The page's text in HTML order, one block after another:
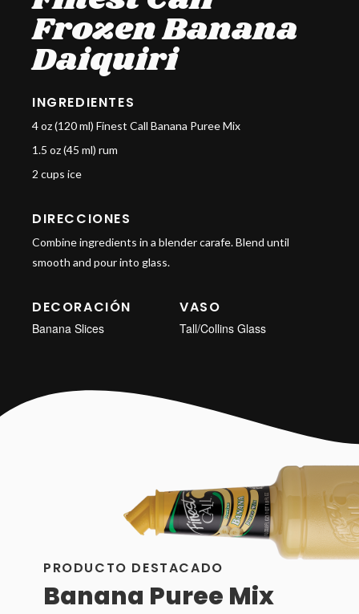
Frozen Banana
Daiquiri
INGREDIENTES
4 oz (120 ml) Finest Call Banana Puree Mix
1.5 oz (45 ml) rum
2 cups ice
DIRECCIONES
Combine ingredients in a blender carafe. Blend until
smooth and pour into glass.
DECORACIÓN
Banana Slices
VASO
Tall/Collins Glass
PRODUCTO DESTACADO
Banana Puree Mix